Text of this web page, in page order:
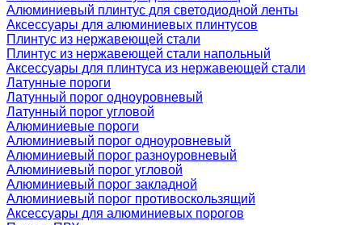
Алюминиевый плинтус для светодиодной ленты
Аксессуары для алюминиевых плинтусов
Плинтус из нержавеющей стали
Плинтус из нержавеющей стали напольный
Аксессуары для плинтуса из нержавеющей стали
Латунные пороги
Латунный порог одноуровневый
Латунный порог угловой
Алюминиевые пороги
Алюминиевый порог одноуровневый
Алюминиевый порог разноуровневый
Алюминиевый порог угловой
Алюминиевый порог закладной
Алюминиевый порог противоскользящий
Аксессуары для алюминиевых порогов